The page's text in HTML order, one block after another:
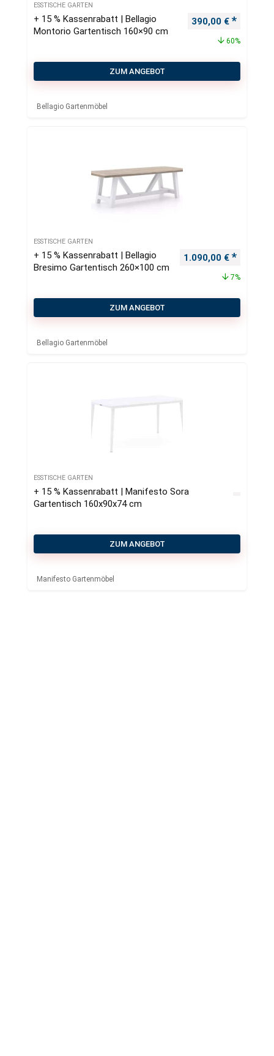
ESSTISCHE GARTEN
+ 15 % Kassenrabatt | Bellagio
Montorio Gartentisch 160×90 cm
Ursprünglicher
390,00 €
60%
ZUM ANGEBOT
Bellagio Gartenmöbel
ESSTISCHE GARTEN
+ 15 % Kassenrabatt | Bellagio
Bresimo Gartentisch 260×100 cm
Ursprünglicher
1.090,00 €
7%
ZUM ANGEBOT
Bellagio Gartenmöbel
ESSTISCHE GARTEN
+ 15 % Kassenrabatt | Manifesto Sora
Gartentisch 160x90x74 cm
ZUM ANGEBOT
Manifesto Gartenmöbel